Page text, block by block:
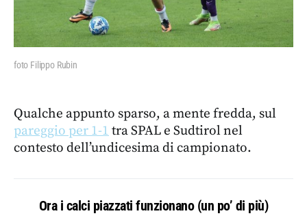
foto Filippo Rubin
Qualche appunto sparso, a mente fredda, sul
pareggio per 1-1 tra SPAL e Sudtirol nel
contesto dell’undicesima di campionato.
Ora i calci piazzati funzionano (un po’ di più)